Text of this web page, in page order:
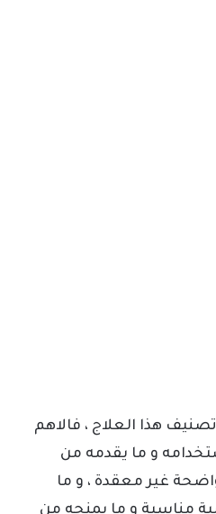
هذا العلاج ، فالاهم
و ما يقدمه من
غير معقدة ، و ما